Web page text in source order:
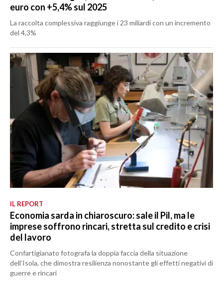
euro con +5,4% sul 2025
La raccolta complessiva raggiunge i 23 miliardi con un incremento
del 4,3%
IL REPORT
Economia sarda in chiaroscuro: sale il Pil, ma le
imprese soffrono rincari, stretta sul credito e crisi
del lavoro
Confartigianato fotografa la doppia faccia della situazione
dell’Isola, che dimostra resilienza nonostante gli effetti negativi di
guerre e rincari